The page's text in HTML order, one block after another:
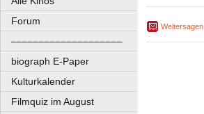
Forum
––––––––––––––––––––
biograph E-Paper
Kulturkalender
Filmquiz im August
Weitersagen